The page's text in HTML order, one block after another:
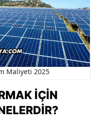
Maliyeti 2025
İÇIN